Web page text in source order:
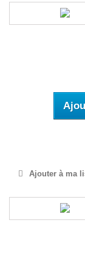
Ajouter à ma